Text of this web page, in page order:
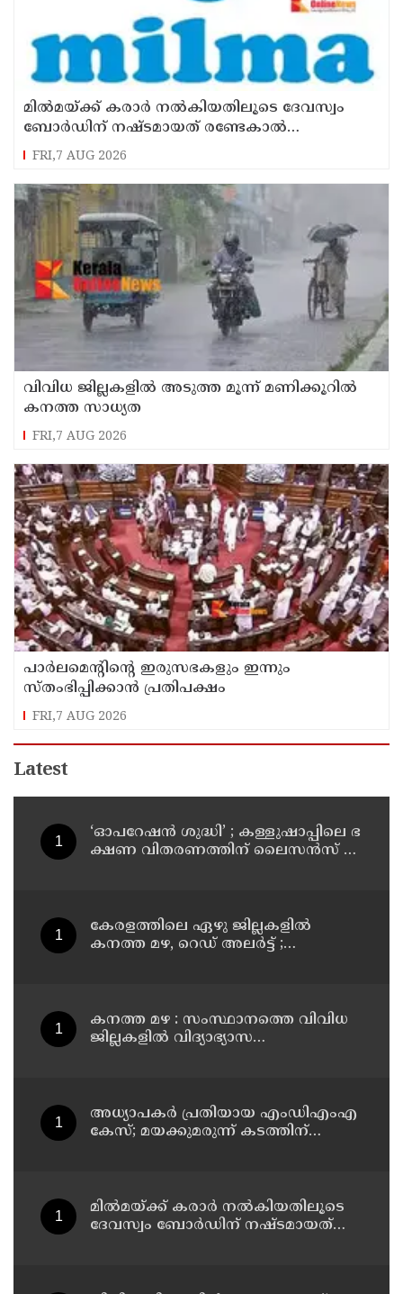
മില്‍മയ്ക്ക് കരാര്‍ നല്‍കിയതിലൂടെ ദേവസ്വം
ബോര്‍ഡിന് നഷ്ടമായത് രണ്ടേകാല്‍
കോടിയിലധികം രൂപ
FRI,7 AUG 2026
വിവിധ ജില്ലകളില്‍ അടുത്ത മൂന്ന് മണിക്കൂറില്‍
കനത്ത സാധ്യത
FRI,7 AUG 2026
പാര്‍ലമെന്റിന്റെ ഇരുസഭകളും ഇന്നും
സ്തംഭിപ്പിക്കാന്‍ പ്രതിപക്ഷം
FRI,7 AUG 2026
Latest
‘ഓ​പ​റേ​ഷ​ൻ ശു​ദ്ധി’ ; ക​ള്ളു​ഷാ​പ്പി​ലെ ഭ​
ക്ഷ​ണ വി​ത​ര​ണ​ത്തി​ന് ലൈ​സ​ൻ​സ് നി​
കേരളത്തിലെ ഏഴു ജില്ലകളിൽ
കനത്ത മഴ, റെഡ് അലർട്ട് ;
കനത്ത മഴ : സംസ്ഥാനത്തെ വിവിധ
ജില്ലകളിൽ വിദ്യാഭ്യാസ
അധ്യാപകര്‍ പ്രതിയായ എംഡിഎംഎ
കേസ്; മയക്കുമരുന്ന് കടത്തിന്
മില്‍മയ്ക്ക് കരാര്‍ നല്‍കിയതിലൂടെ
ദേവസ്വം ബോര്‍ഡിന് നഷ്ടമായത്